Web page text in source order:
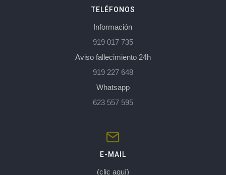
TELÉFONOS
Información
919 017 735
Aviso fallecimiento 24h
919 227 648
Whatsapp
623 557 595
E-MAIL
(clic aquí)